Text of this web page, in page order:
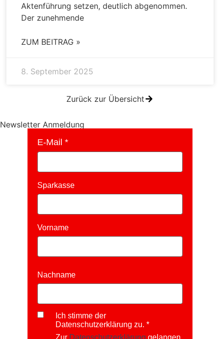
Aktenführung setzen, deutlich abgenommen.
Der zunehmende
ZUM BEITRAG »
8. September 2025
Zurück zur Übersicht
Newsletter Anmeldung
E-Mail
Sparkasse
Vorname
Nachname
Ich stimme der
Datenschutzerklärung zu.
Zur Datenschutzerklärung gelangen.